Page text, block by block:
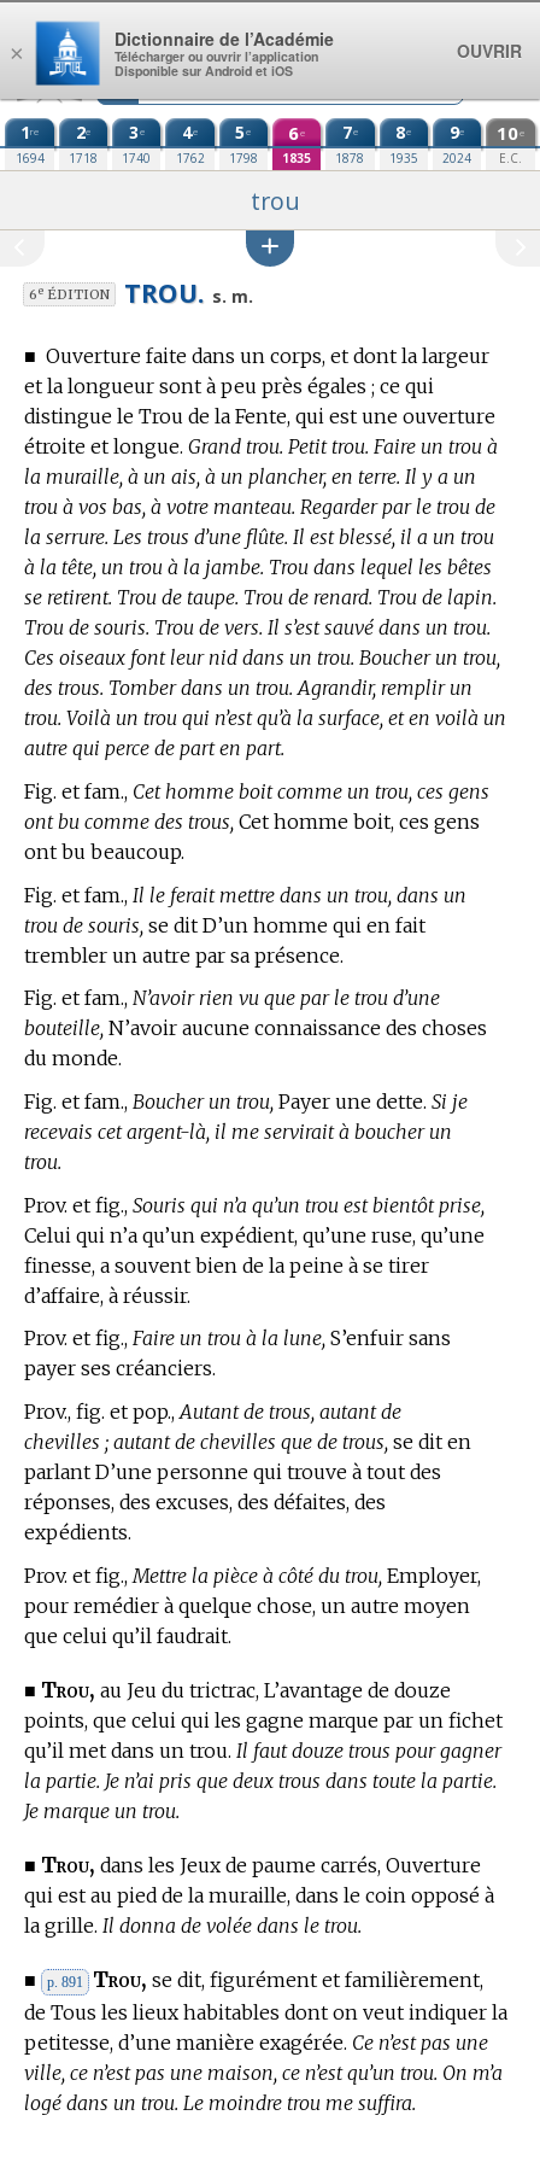
Aller au contenu
1re
1694
2e
1718
3e
1740
4e
1762
5e
1798
6e
1835
7e
1878
8e
1935
9e
2024
10e
E.C.
trou
6eÉDITION TROU. s. m.
■ Ouverture faite dans un corps, et dont la largeur
et la longueur sont à peu près égales ; ce qui
distingue le Trou de la Fente, qui est une ouverture
étroite et longue. Grand trou. Petit trou. Faire un trou à
la muraille, à un ais, à un plancher, en terre. Il y a un
trou à vos bas, à votre manteau. Regarder par le trou de
la serrure. Les trous d’une flûte. Il est blessé, il a un trou
à la tête, un trou à la jambe. Trou dans lequel les bêtes
se retirent. Trou de taupe. Trou de renard. Trou de lapin.
Trou de souris. Trou de vers. Il s’est sauvé dans un trou.
Ces oiseaux font leur nid dans un trou. Boucher un trou,
des trous. Tomber dans un trou. Agrandir, remplir un
trou. Voilà un trou qui n’est qu’à la surface, et en voilà un
autre qui perce de part en part.
Fig. et fam., Cet homme boit comme un trou, ces gens
ont bu comme des trous, Cet homme boit, ces gens
ont bu beaucoup.
Fig. et fam., Il le ferait mettre dans un trou, dans un
trou de souris, se dit D’un homme qui en fait
trembler un autre par sa présence.
Fig. et fam., N’avoir rien vu que par le trou d’une
bouteille, N’avoir aucune connaissance des choses
du monde.
Fig. et fam., Boucher un trou, Payer une dette. Si je
recevais cet argent-là, il me servirait à boucher un
trou.
Prov. et fig., Souris qui n’a qu’un trou est bientôt prise,
Celui qui n’a qu’un expédient, qu’une ruse, qu’une
finesse, a souvent bien de la peine à se tirer
d’affaire, à réussir.
Prov. et fig., Faire un trou à la lune, S’enfuir sans
payer ses créanciers.
Prov., fig. et pop., Autant de trous, autant de
chevilles ; autant de chevilles que de trous, se dit en
parlant D’une personne qui trouve à tout des
réponses, des excuses, des défaites, des
expédients.
Prov. et fig., Mettre la pièce à côté du trou, Employer,
pour remédier à quelque chose, un autre moyen
que celui qu’il faudrait.
■ Trou, au Jeu du trictrac, L’avantage de douze
points, que celui qui les gagne marque par un fichet
qu’il met dans un trou. Il faut douze trous pour gagner
la partie. Je n’ai pris que deux trous dans toute la partie.
Je marque un trou.
■ Trou, dans les Jeux de paume carrés, Ouverture
qui est au pied de la muraille, dans le coin opposé à
la grille. Il donna de volée dans le trou.
■ p. 891 Trou, se dit, figurément et familièrement,
de Tous les lieux habitables dont on veut indiquer la
petitesse, d’une manière exagérée. Ce n’est pas une
ville, ce n’est pas une maison, ce n’est qu’un trou. On m’a
logé dans un trou. Le moindre trou me suffira.
×
Dictionnaire de l’Académie
Télécharger ou ouvrir l’application
Disponible sur Android et iOS
OUVRIR